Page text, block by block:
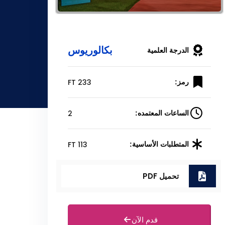
الدرجة العلمية بكالوريوس
رمز: FT 233
الساعات المعتمده: 2
المتطلبات الأساسية: FT 113
تحميل PDF
قدم الآن